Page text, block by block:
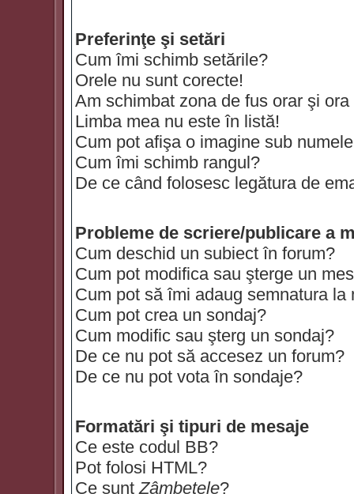
Preferinţe şi setări
Cum îmi schimb setările?
Orele nu sunt corecte!
Am schimbat zona de fus orar şi
Limba mea nu este în listă!
Cum pot afişa o imagine sub
Cum îmi schimb rangul?
De ce când folosesc legătura de
Probleme de scriere/publicare a
Cum deschid un subiect în forum?
Cum pot modifica sau şterge un
Cum pot să îmi adaug semnatura la
Cum pot crea un sondaj?
Cum modific sau şterg un sondaj?
De ce nu pot să accesez un forum?
De ce nu pot vota în sondaje?
Formatări şi tipuri de mesaje
Ce este codul BB?
Pot folosi HTML?
Ce suntZâmbetele?